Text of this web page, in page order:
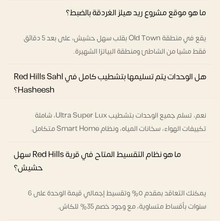
ما هو موقع مشروع ريد هيلز الغردقة بالضبط؟
يقع في منطقة Old Town بقلب سهل حشيش، على بعد 5 دقائق
فقط مشيا من الشاطئ ومنطقة البياتزا الشهيرة.
هل الوحدات يتم تسليمها بتشطيب كامل في Red Hills Sahl
Hasheesh؟
نعم، تسلم جميع الوحدات بتشطيب Ultra Super Lux، شاملة
تكييفات الهواء، سخانات المياه، ونظام Smart Home متكامل.
ما هو نظام التقسيط المتاح في قرية Red Hills سهل
حشيش؟
يمكنك التعاقد بمقدم 0% وتقسيط إجمالي قيمة الوحدة على 6
سنوات بأقساط متساوية، مع وجود خصم 35% للكاش.